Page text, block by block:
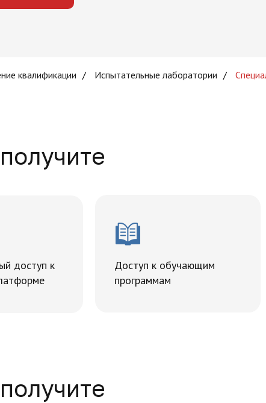
квалификации / Испытательные лаборатории /
доступ к
Доступ к обучающим
программам